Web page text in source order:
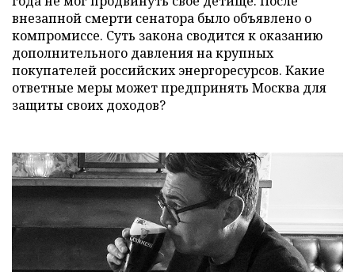
внезапной смерти сенатора было объявлено о
компромиссе. Суть закона сводится к оказанию
дополнительного давления на крупных
покупателей российских энергоресурсов. Какие
ответные меры может предпринять Москва для
защиты своих доходов?